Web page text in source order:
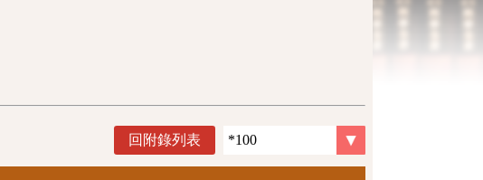
回附錄列表